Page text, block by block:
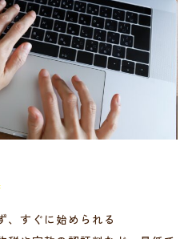
、すぐに始められる